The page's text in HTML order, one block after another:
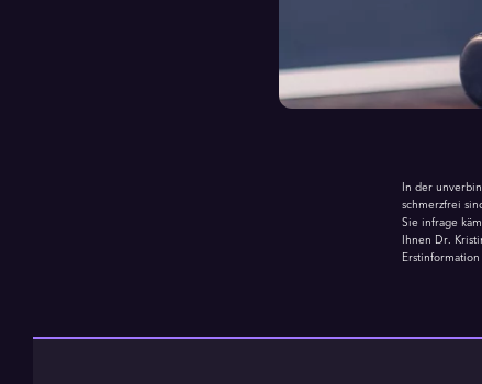
In der
schmerzfrei
Sie infrage
Ihnen Dr.